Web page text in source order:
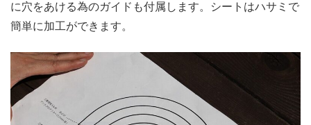
に穴をあける為のガイドも付属します。シートはハサミで
簡単に加工ができます。